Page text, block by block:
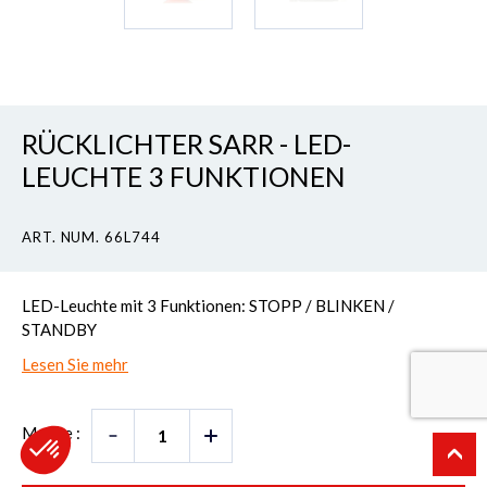
RÜCKLICHTER SARR - LED-
LEUCHTE 3 FUNKTIONEN
ART. NUM. 66L744
LED-Leuchte mit 3 Funktionen: STOPP / BLINKEN /
STANDBY
Lesen Sie mehr
Menge :